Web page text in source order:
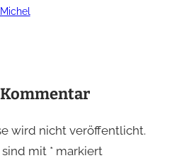
wird nicht veröffentlicht.
mit *markiert